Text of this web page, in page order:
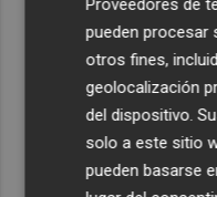
Proveedores de
pueden procesar
otros fines,
geolocalización
del dispositivo.
solo a este sitio
pueden basarse